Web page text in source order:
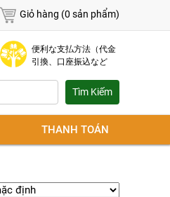
Giỏ hàng (0 sản phẩm)
便利な支払方法（代金
引換、口座振込など
THANH TOÁN